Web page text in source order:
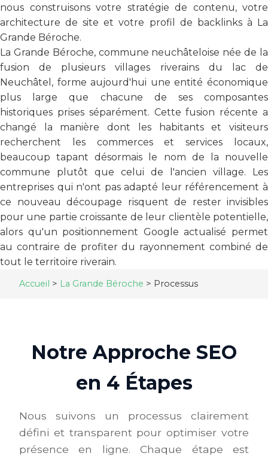
nous construisons votre stratégie de contenu, votre
architecture de site et votre profil de backlinks à La
Grande Béroche.
La Grande Béroche, commune neuchâteloise née de la
fusion de plusieurs villages riverains du lac de
Neuchâtel, forme aujourd'hui une entité économique
plus large que chacune de ses composantes
historiques prises séparément. Cette fusion récente a
changé la manière dont les habitants et visiteurs
recherchent les commerces et services locaux,
beaucoup tapant désormais le nom de la nouvelle
commune plutôt que celui de l'ancien village. Les
entreprises qui n'ont pas adapté leur référencement à
ce nouveau découpage risquent de rester invisibles
pour une partie croissante de leur clientèle potentielle,
alors qu'un positionnement Google actualisé permet
au contraire de profiter du rayonnement combiné de
tout le territoire riverain.
Accueil > La Grande Béroche > Processus
Notre Approche SEO
en 4 Étapes
Nous suivons un processus clairement
défini et transparent pour optimiser votre
présence en ligne. Chaque étape est